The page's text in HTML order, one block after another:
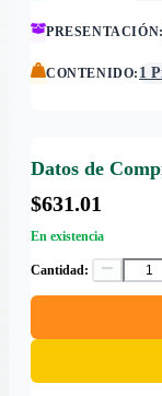
PRESENTACIÓN
CONTENIDO: 1
Datos de
$631.01
En existencia
Cantidad: